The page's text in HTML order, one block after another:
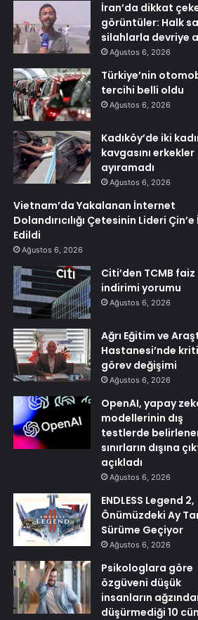
İran’da dikkat
görüntüler: Halk
silahlarla devriye
Ağustos 6, 2026
Türkiye’nin
tercihi belli oldu
Ağustos 6, 2026
Kadıköy’de iki
kavgasını erkekler
ayıramadı
Ağustos 6, 2026
Vietnam’da Yakalanan İnternet
Dolandırıcılığı Çetesinin Lideri
Edildi
Ağustos 6, 2026
Citi’den TCMB faiz
indirimi yorumu
Ağustos 6, 2026
Ağrı Eğitim ve
Hastanesi’nde
görev değişimi
Ağustos 6, 2026
OpenAI, yapay
modellerinin dış
testlerde
sınırların dışına
açıkladı
Ağustos 6, 2026
ENDLESS Legend 2,
Önümüzdeki Ay
Sürüme Geçiyor
Ağustos 6, 2026
Psikologlara göre
özgüveni düşük
insanların
düşürmediği 10